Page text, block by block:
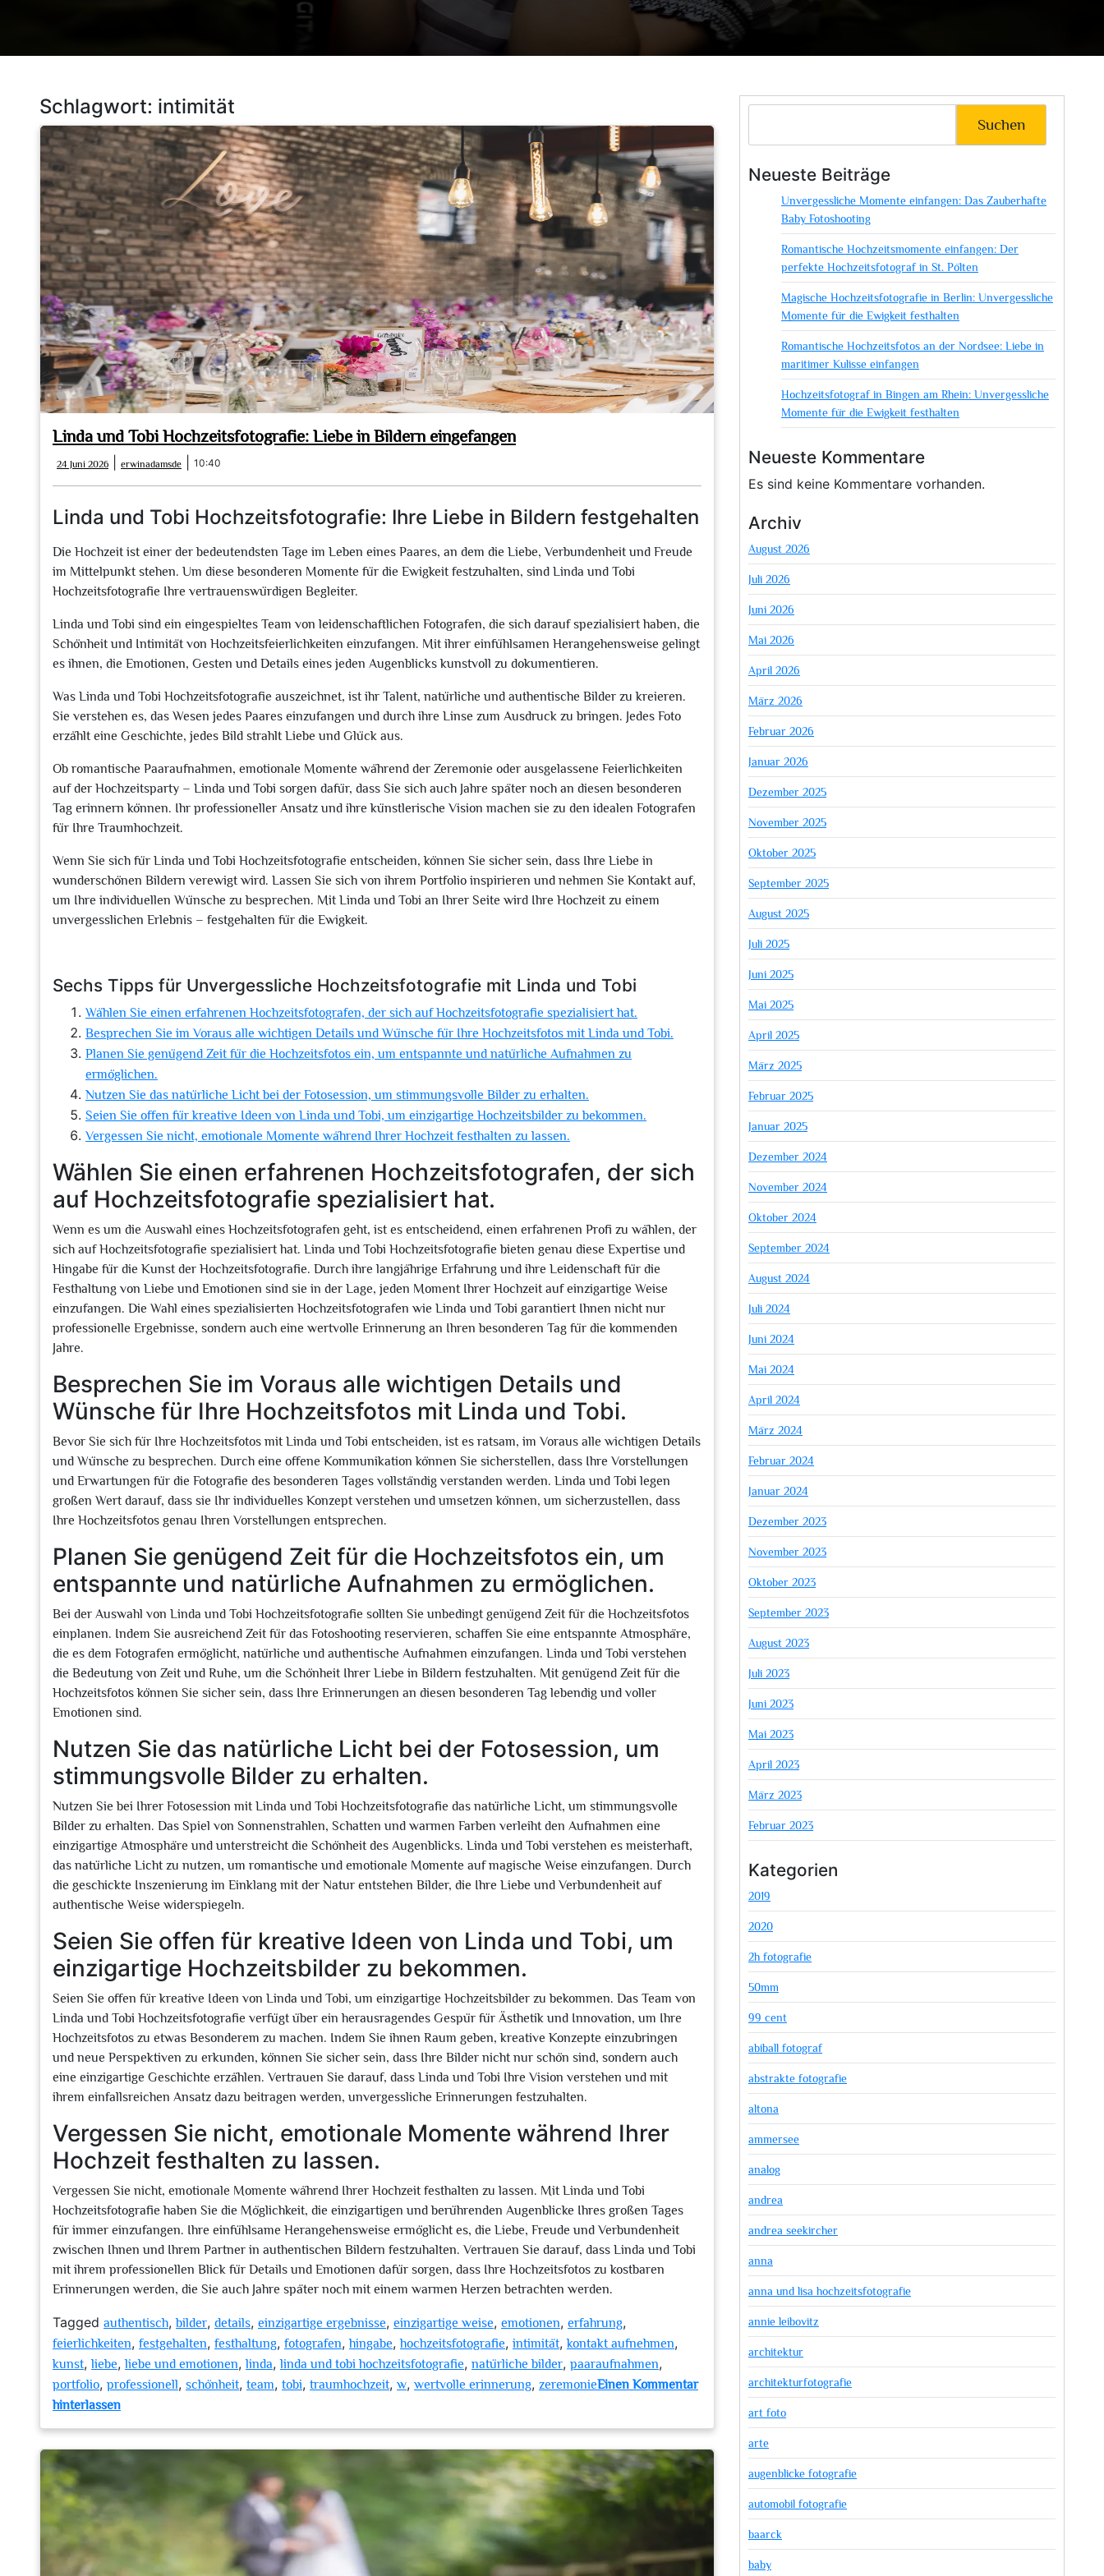
Schlagwort: intimität
Linda und Tobi Hochzeitsfotografie: Liebe in Bildern eingefangen
24 Juni 2026
Juni
2026
erwinadamsde erwinadamsde
10:40
Linda und Tobi Hochzeitsfotografie: Ihre Liebe in Bildern festgehalten
Die Hochzeit ist einer der bedeutendsten Tage im Leben eines Paares, an dem die Liebe, Verbundenheit und Freude
im Mittelpunkt stehen. Um diese besonderen Momente für die Ewigkeit festzuhalten, sind Linda und Tobi
Hochzeitsfotografie Ihre vertrauenswürdigen Begleiter.
Linda und Tobi sind ein eingespieltes Team von leidenschaftlichen Fotografen, die sich darauf spezialisiert haben, die
Schönheit und Intimität von Hochzeitsfeierlichkeiten einzufangen. Mit ihrer einfühlsamen Herangehensweise gelingt
es ihnen, die Emotionen, Gesten und Details eines jeden Augenblicks kunstvoll zu dokumentieren.
Was Linda und Tobi Hochzeitsfotografie auszeichnet, ist ihr Talent, natürliche und authentische Bilder zu kreieren.
Sie verstehen es, das Wesen jedes Paares einzufangen und durch ihre Linse zum Ausdruck zu bringen. Jedes Foto
erzählt eine Geschichte, jedes Bild strahlt Liebe und Glück aus.
Ob romantische Paaraufnahmen, emotionale Momente während der Zeremonie oder ausgelassene Feierlichkeiten
auf der Hochzeitsparty – Linda und Tobi sorgen dafür, dass Sie sich auch Jahre später noch an diesen besonderen
Tag erinnern können. Ihr professioneller Ansatz und ihre künstlerische Vision machen sie zu den idealen Fotografen
für Ihre Traumhochzeit.
Wenn Sie sich für Linda und Tobi Hochzeitsfotografie entscheiden, können Sie sicher sein, dass Ihre Liebe in
wunderschönen Bildern verewigt wird. Lassen Sie sich von ihrem Portfolio inspirieren und nehmen Sie Kontakt auf,
um Ihre individuellen Wünsche zu besprechen. Mit Linda und Tobi an Ihrer Seite wird Ihre Hochzeit zu einem
unvergesslichen Erlebnis – festgehalten für die Ewigkeit.
Sechs Tipps für Unvergessliche Hochzeitsfotografie mit Linda und Tobi
Wählen Sie einen erfahrenen Hochzeitsfotografen, der sich auf Hochzeitsfotografie spezialisiert hat.
Besprechen Sie im Voraus alle wichtigen Details und Wünsche für Ihre Hochzeitsfotos mit Linda und Tobi.
Planen Sie genügend Zeit für die Hochzeitsfotos ein, um entspannte und natürliche Aufnahmen zu
ermöglichen.
Nutzen Sie das natürliche Licht bei der Fotosession, um stimmungsvolle Bilder zu erhalten.
Seien Sie offen für kreative Ideen von Linda und Tobi, um einzigartige Hochzeitsbilder zu bekommen.
Vergessen Sie nicht, emotionale Momente während Ihrer Hochzeit festhalten zu lassen.
Wählen Sie einen erfahrenen Hochzeitsfotografen, der sich
auf Hochzeitsfotografie spezialisiert hat.
Wenn es um die Auswahl eines Hochzeitsfotografen geht, ist es entscheidend, einen erfahrenen Profi zu wählen, der
sich auf Hochzeitsfotografie spezialisiert hat. Linda und Tobi Hochzeitsfotografie bieten genau diese Expertise und
Hingabe für die Kunst der Hochzeitsfotografie. Durch ihre langjährige Erfahrung und ihre Leidenschaft für die
Festhaltung von Liebe und Emotionen sind sie in der Lage, jeden Moment Ihrer Hochzeit auf einzigartige Weise
einzufangen. Die Wahl eines spezialisierten Hochzeitsfotografen wie Linda und Tobi garantiert Ihnen nicht nur
professionelle Ergebnisse, sondern auch eine wertvolle Erinnerung an Ihren besonderen Tag für die kommenden
Jahre.
Besprechen Sie im Voraus alle wichtigen Details und
Wünsche für Ihre Hochzeitsfotos mit Linda und Tobi.
Bevor Sie sich für Ihre Hochzeitsfotos mit Linda und Tobi entscheiden, ist es ratsam, im Voraus alle wichtigen Details
und Wünsche zu besprechen. Durch eine offene Kommunikation können Sie sicherstellen, dass Ihre Vorstellungen
und Erwartungen für die Fotografie des besonderen Tages vollständig verstanden werden. Linda und Tobi legen
großen Wert darauf, dass sie Ihr individuelles Konzept verstehen und umsetzen können, um sicherzustellen, dass
Ihre Hochzeitsfotos genau Ihren Vorstellungen entsprechen.
Planen Sie genügend Zeit für die Hochzeitsfotos ein, um
entspannte und natürliche Aufnahmen zu ermöglichen.
Bei der Auswahl von Linda und Tobi Hochzeitsfotografie sollten Sie unbedingt genügend Zeit für die Hochzeitsfotos
einplanen. Indem Sie ausreichend Zeit für das Fotoshooting reservieren, schaffen Sie eine entspannte Atmosphäre,
die es dem Fotografen ermöglicht, natürliche und authentische Aufnahmen einzufangen. Linda und Tobi verstehen
die Bedeutung von Zeit und Ruhe, um die Schönheit Ihrer Liebe in Bildern festzuhalten. Mit genügend Zeit für die
Hochzeitsfotos können Sie sicher sein, dass Ihre Erinnerungen an diesen besonderen Tag lebendig und voller
Emotionen sind.
Nutzen Sie das natürliche Licht bei der Fotosession, um
stimmungsvolle Bilder zu erhalten.
Nutzen Sie bei Ihrer Fotosession mit Linda und Tobi Hochzeitsfotografie das natürliche Licht, um stimmungsvolle
Bilder zu erhalten. Das Spiel von Sonnenstrahlen, Schatten und warmen Farben verleiht den Aufnahmen eine
einzigartige Atmosphäre und unterstreicht die Schönheit des Augenblicks. Linda und Tobi verstehen es meisterhaft,
das natürliche Licht zu nutzen, um romantische und emotionale Momente auf magische Weise einzufangen. Durch
die geschickte Inszenierung im Einklang mit der Natur entstehen Bilder, die Ihre Liebe und Verbundenheit auf
authentische Weise widerspiegeln.
Seien Sie offen für kreative Ideen von Linda und Tobi, um
einzigartige Hochzeitsbilder zu bekommen.
Seien Sie offen für kreative Ideen von Linda und Tobi, um einzigartige Hochzeitsbilder zu bekommen. Das Team von
Linda und Tobi Hochzeitsfotografie verfügt über ein herausragendes Gespür für Ästhetik und Innovation, um Ihre
Hochzeitsfotos zu etwas Besonderem zu machen. Indem Sie ihnen Raum geben, kreative Konzepte einzubringen
und neue Perspektiven zu erkunden, können Sie sicher sein, dass Ihre Bilder nicht nur schön sind, sondern auch
eine einzigartige Geschichte erzählen. Vertrauen Sie darauf, dass Linda und Tobi Ihre Vision verstehen und mit
ihrem einfallsreichen Ansatz dazu beitragen werden, unvergessliche Erinnerungen festzuhalten.
Vergessen Sie nicht, emotionale Momente während Ihrer
Hochzeit festhalten zu lassen.
Vergessen Sie nicht, emotionale Momente während Ihrer Hochzeit festhalten zu lassen. Mit Linda und Tobi
Hochzeitsfotografie haben Sie die Möglichkeit, die einzigartigen und berührenden Augenblicke Ihres großen Tages
für immer einzufangen. Ihre einfühlsame Herangehensweise ermöglicht es, die Liebe, Freude und Verbundenheit
zwischen Ihnen und Ihrem Partner in authentischen Bildern festzuhalten. Vertrauen Sie darauf, dass Linda und Tobi
mit ihrem professionellen Blick für Details und Emotionen dafür sorgen, dass Ihre Hochzeitsfotos zu kostbaren
Erinnerungen werden, die Sie auch Jahre später noch mit einem warmen Herzen betrachten werden.
Tagged authentisch,bilder, details, einzigartige ergebnisse, einzigartige weise, emotionen, erfahrung,
feierlichkeiten, festgehalten, festhaltung, fotografen,hingabe,hochzeitsfotografie, intimität,kontakt aufnehmen,
kunst,liebe,liebe und emotionen,linda,linda und tobi hochzeitsfotografie, natürliche bilder, paaraufnahmen,
portfolio, professionell, schönheit, team, tobi, traumhochzeit, w, wertvolle erinnerung, zeremonieEinen Kommentar
hinterlassenzu
Tobi
Liebe
in
Bildern
eingefangen
Suchen
Neueste Beiträge
Unvergessliche Momente einfangen: Das Zauberhafte
Baby Fotoshooting
Romantische Hochzeitsmomente einfangen: Der
perfekte Hochzeitsfotograf in St. Pölten
Magische Hochzeitsfotografie in Berlin: Unvergessliche
Momente für die Ewigkeit festhalten
Romantische Hochzeitsfotos an der Nordsee: Liebe in
maritimer Kulisse einfangen
Hochzeitsfotograf in Bingen am Rhein: Unvergessliche
Momente für die Ewigkeit festhalten
Neueste Kommentare
Es sind keine Kommentare vorhanden.
Archiv
August 2026
Juli 2026
Juni 2026
Mai 2026
April 2026
März 2026
Februar 2026
Januar 2026
Dezember 2025
November 2025
Oktober 2025
September 2025
August 2025
Juli 2025
Juni 2025
Mai 2025
April 2025
März 2025
Februar 2025
Januar 2025
Dezember 2024
November 2024
Oktober 2024
September 2024
August 2024
Juli 2024
Juni 2024
Mai 2024
April 2024
März 2024
Februar 2024
Januar 2024
Dezember 2023
November 2023
Oktober 2023
September 2023
August 2023
Juli 2023
Juni 2023
Mai 2023
April 2023
März 2023
Februar 2023
Kategorien
2019
2020
2h fotografie
50mm
99 cent
abiball fotograf
abstrakte fotografie
altona
ammersee
analog
andrea
andrea seekircher
anna
anna und lisa hochzeitsfotografie
annie leibovitz
architektur
architekturfotografie
art foto
arte
augenblicke fotografie
automobil fotografie
baarck
baby